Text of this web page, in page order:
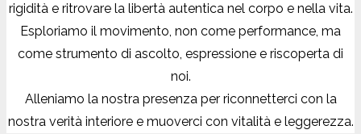
rigidità e ritrovare la libertà autentica nel corpo e nella vita.
Esploriamo il movimento, non come performance, ma
come strumento di ascolto, espressione e riscoperta di
noi.
Alleniamo la nostra presenza per riconnetterci con la
nostra verità interiore e muoverci con vitalità e leggerezza.